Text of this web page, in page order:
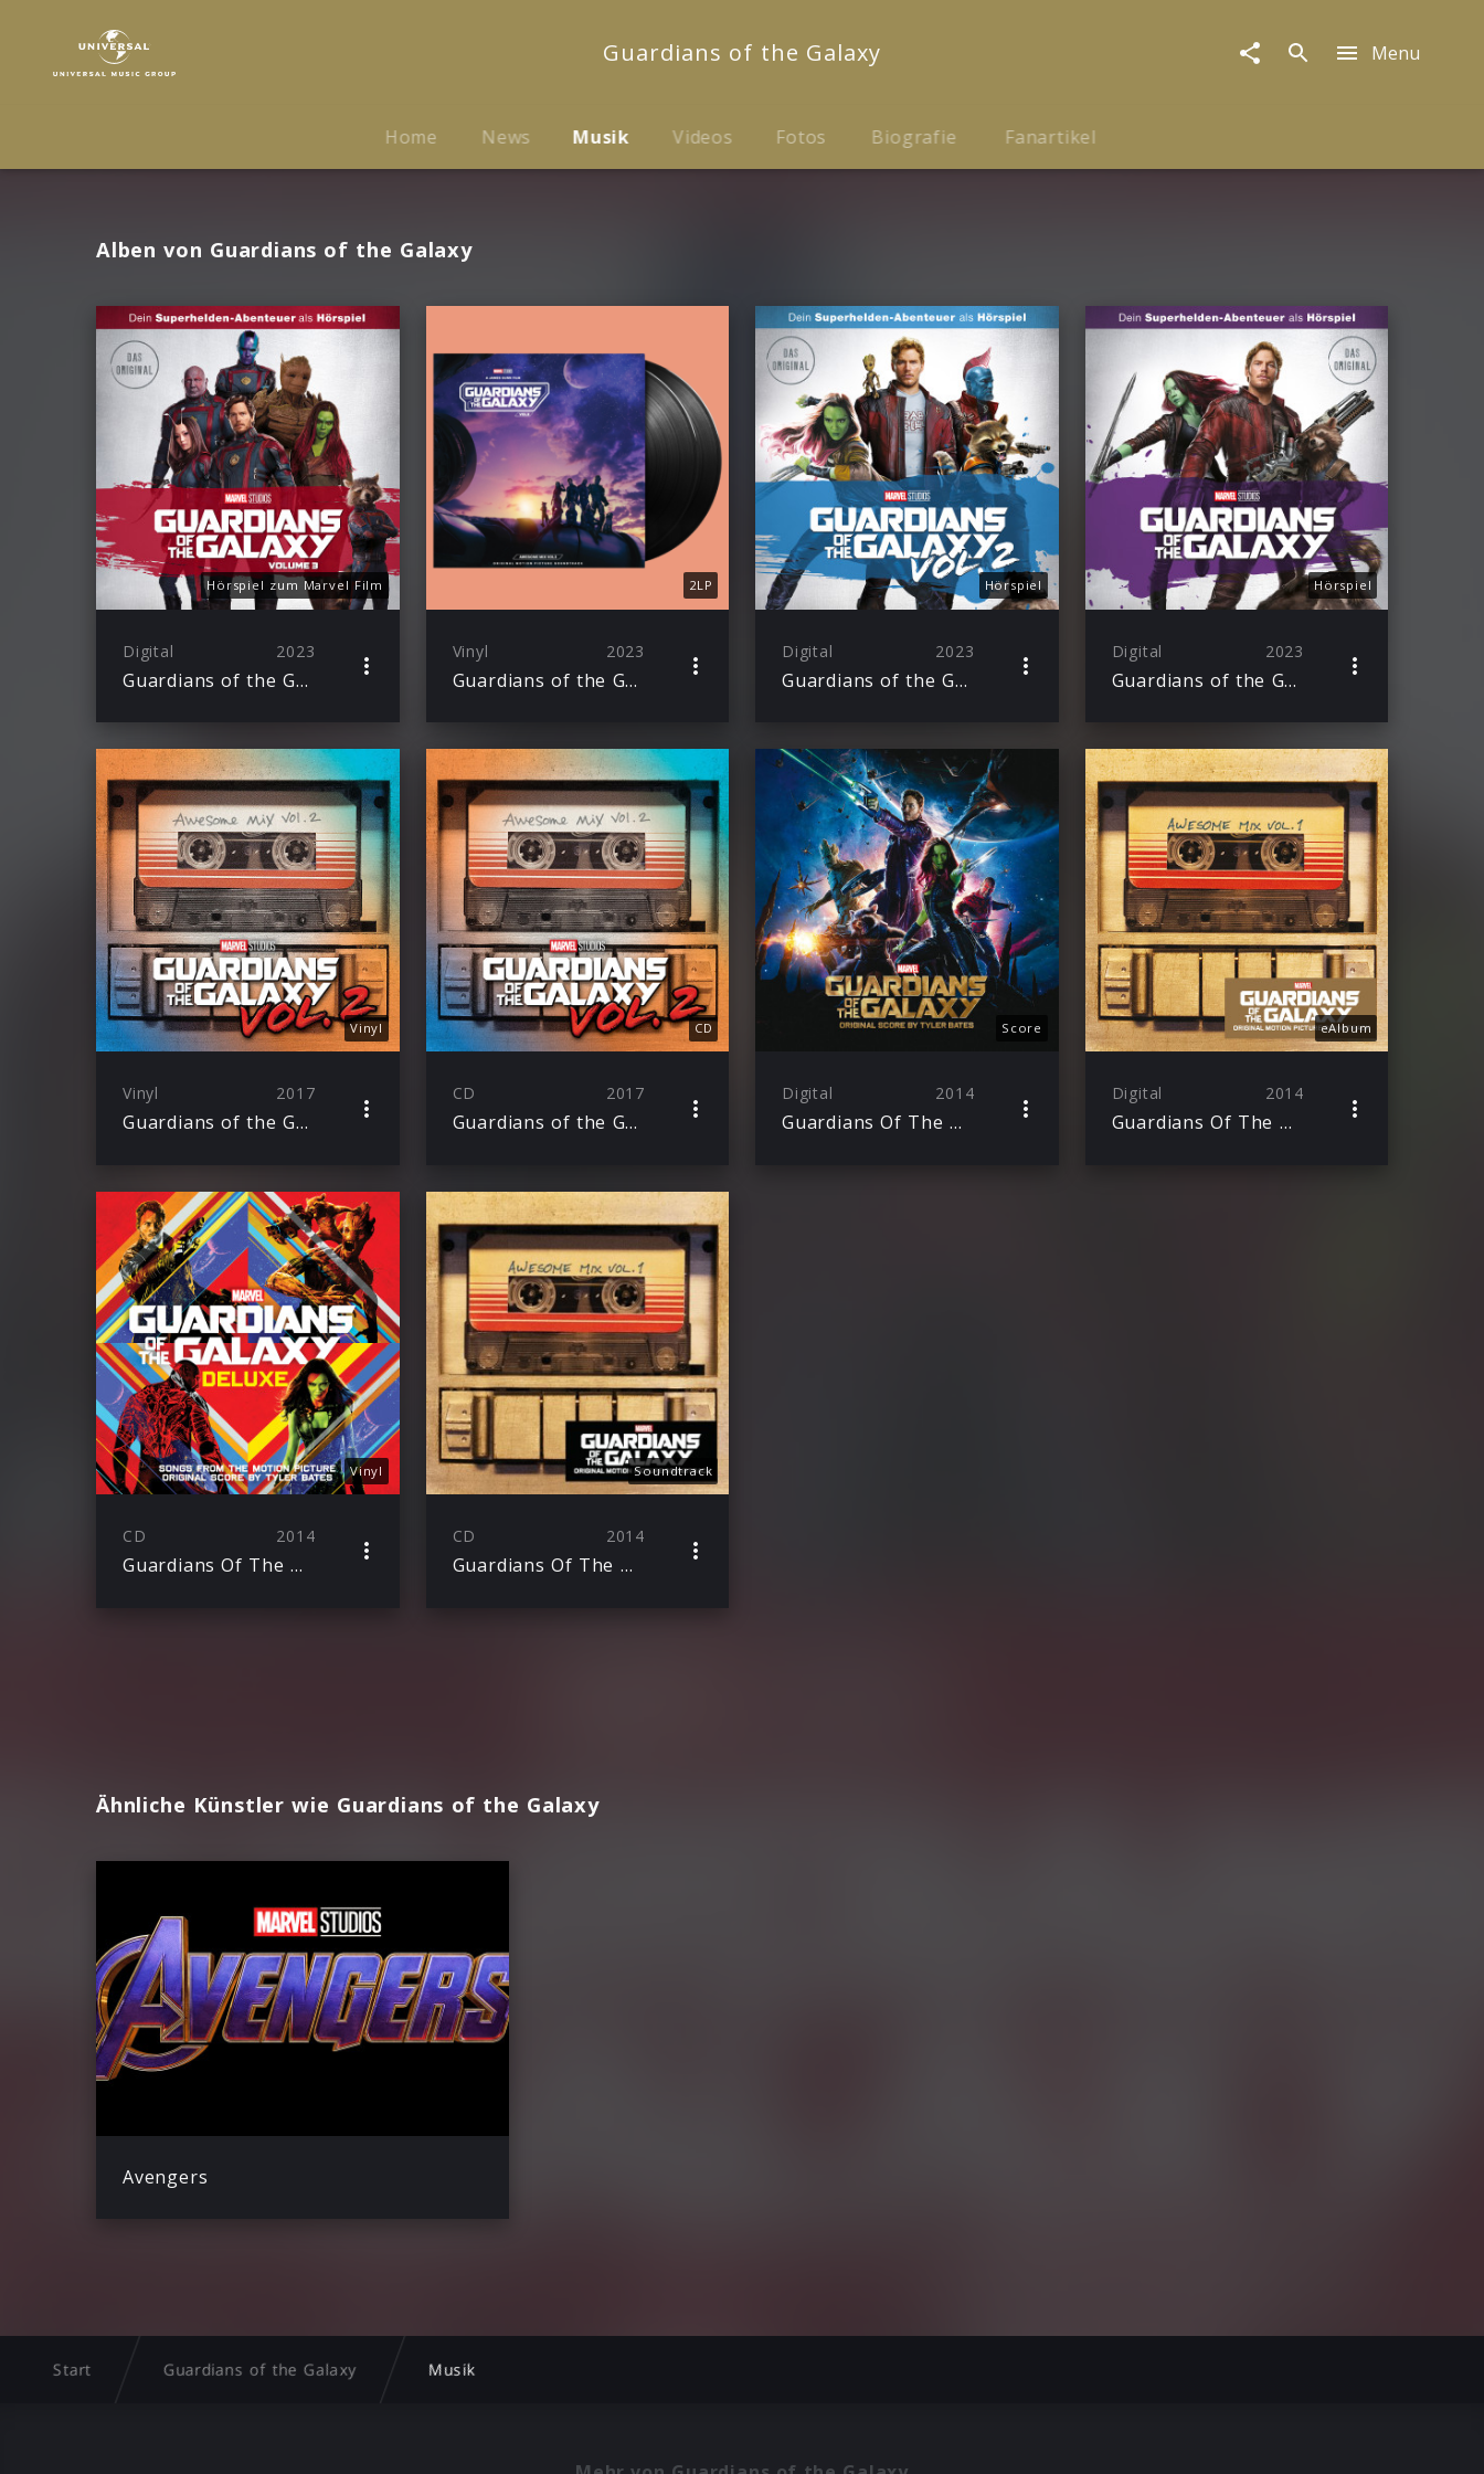
Guardians of the Galaxy Menu
Home News Musik Videos Fotos Biografie Fanartikel
Alben von Guardians of the Galaxy
Hörspiel zum Marvel Film
Digital 2023
Guardians of the Galaxy Vol. 3 – Hörspiel zum Marvel Film
2LP
Vinyl 2023
Guardians of the Galaxy Vol. 3: Awesome Mix Vol. 3
Hörspiel
Digital 2023
Guardians of the Galaxy Vol. 2 – Dein Marvel Superhelden-Abenteuer als Hörspiel
Hörspiel
Digital 2023
Guardians of the Galaxy – Dein Marvel Superhelden-Abenteuer als Hörspiel
Vinyl
Vinyl 2017
Guardians of the Galaxy Vol. 2: Awesome Mix Vol. 2
CD
CD 2017
Guardians of the Galaxy Vol. 2: Awesome Mix Vol. 2
Score
Digital 2014
Guardians Of The Galaxy
eAlbum
Digital 2014
Guardians Of The Galaxy: Awesome Mix Vol. 1
Vinyl
CD 2014
Guardians Of The Galaxy Deluxe
Soundtrack
CD 2014
Guardians Of The Galaxy: Awesome Mix Vol. 1
Ähnliche Künstler wie Guardians of the Galaxy
Avengers
Start Guardians of the Galaxy Musik